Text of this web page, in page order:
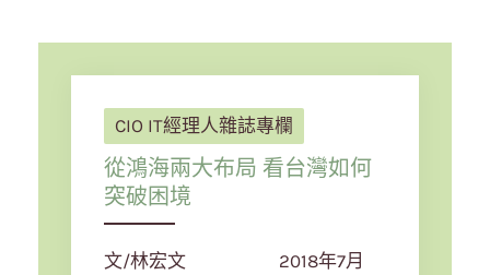
CIO IT經理人雜誌專欄
從鴻海兩大布局 看台灣如何
突破困境
文/林宏文 2018年7月